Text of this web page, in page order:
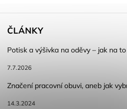
ČLÁNKY
Potisk a výšivka na oděvy – jak na
7.7.2026
Značení pracovní obuvi, aneb jak
14.3.2024